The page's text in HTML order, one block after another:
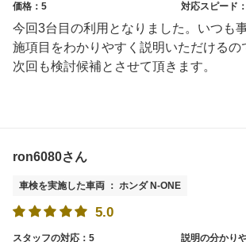
価格：5
対応スピード
今回3台目の利用となりました。いつも
施項目をわかりやすく説明いただけるの
次回も検討候補とさせて頂きます。
ron6080さん
車検を実施した車両 ： ホンダ N-ONE
5.0
スタッフの対応：5
説明の分かり